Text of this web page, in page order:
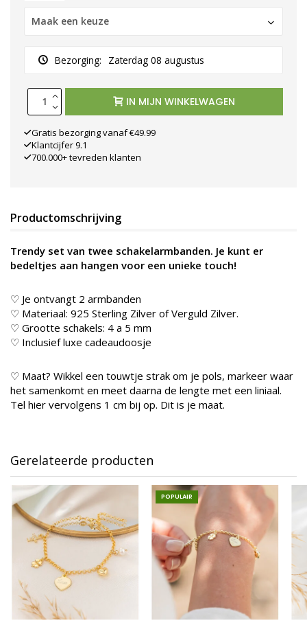
Maak een keuze
Bezorging: Zaterdag 08 augustus
IN MIJN WINKELWAGEN
Gratis bezorging vanaf €49.99
Klantcijfer 9.1
700.000+ tevreden klanten
Productomschrijving
Trendy set van twee schakelarmbanden. Je kunt er
bedeltjes aan hangen voor een unieke touch!
♡ Je ontvangt 2 armbanden
♡ Materiaal: 925 Sterling Zilver of Verguld Zilver.
♡ Grootte schakels: 4 a 5 mm
♡ Inclusief luxe cadeaudoosje
♡ Maat? Wikkel een touwtje strak om je pols, markeer waar
het samenkomt en meet daarna de lengte met een liniaal.
Tel hier vervolgens 1 cm bij op. Dit is je maat.
Gerelateerde producten
POPULAIR